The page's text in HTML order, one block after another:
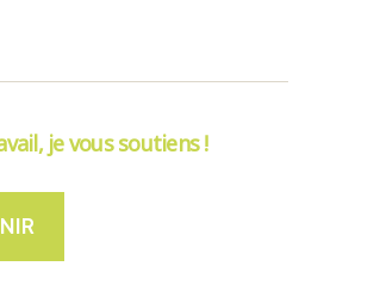
je vous soutiens !